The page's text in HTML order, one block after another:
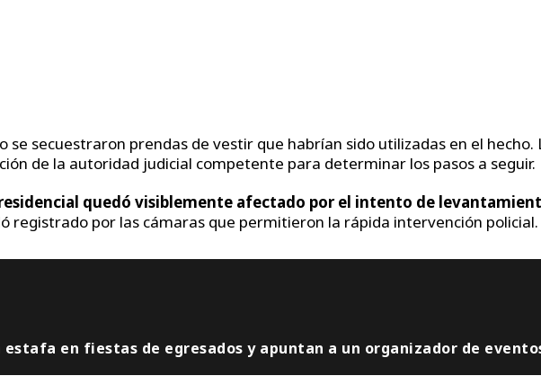
se secuestraron prendas de vestir que habrían sido utilizadas en el hecho.
de la autoridad judicial competente para determinar los pasos a seguir.
quedó visiblemente afectado por el intento de
registrado por las cámaras que permitieron la rápida intervención policial.
estafa en fiestas de egresados y apuntan a un organizador de